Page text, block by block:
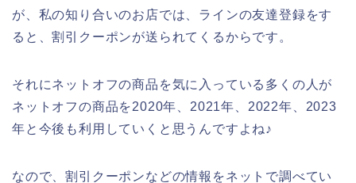
が、私の知り合いのお店では、ラインの友達登録をす
ると、割引クーポンが送られてくるからです。
それにネットオフの商品を気に入っている多くの人が
ネットオフの商品を2020年、2021年、2022年、2023
年と今後も利用していくと思うんですよね♪
なので、割引クーポンなどの情報をネットで調べてい